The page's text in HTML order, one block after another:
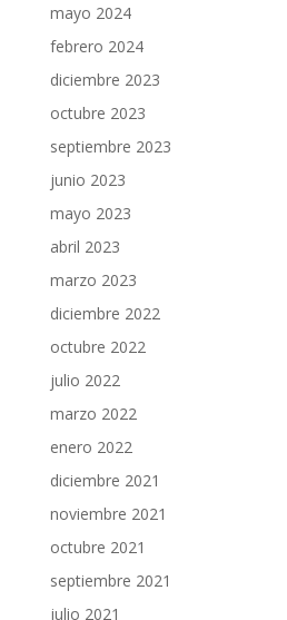
mayo 2024
febrero 2024
diciembre 2023
octubre 2023
septiembre 2023
junio 2023
mayo 2023
abril 2023
marzo 2023
diciembre 2022
octubre 2022
julio 2022
marzo 2022
enero 2022
diciembre 2021
noviembre 2021
octubre 2021
septiembre 2021
julio 2021